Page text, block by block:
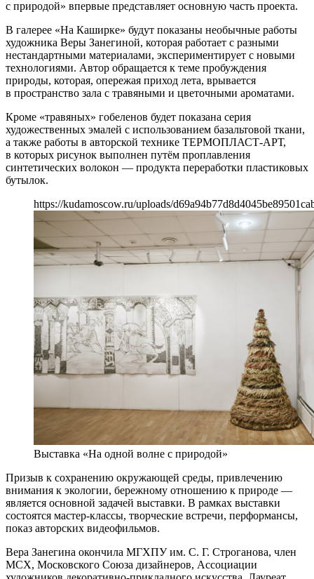
с природой» впервые представляет основную часть проекта.
В галерее «На Каширке» будут показаны необычные работы
художника Веры Занегиной, которая работает с разными
нестандартными материалами, экспериментирует с новыми
технологиями. Автор обращается к теме пробуждения
природы, которая, опережая приход лета, врывается
в пространство зала с травяными и цветочными ароматами.
Кроме «травяных» гобеленов будет показана серия
художественных эмалей с использованием базальтовой ткани,
а также работы в авторской технике ТЕРМОПЛАСТ-АРТ,
в которых рисунок выполнен путём проплавления
синтетических волокон — продукта переработки пластиковых
бутылок.
https://kudamoscow.ru/uploads/
Выставка «На одной волне с природой»
Призыв к сохранению окружающей среды, привлечению
внимания к экологии, бережному отношению к природе —
является основной задачей выставки. В рамках выставки
состоятся мастер-классы, творческие встречи, перформансы,
показ авторских видеофильмов.
Вера Занегина окончила МГХПУ им. С. Г. Строганова, член
МСХ, Московского Союза дизайнеров, Ассоциации